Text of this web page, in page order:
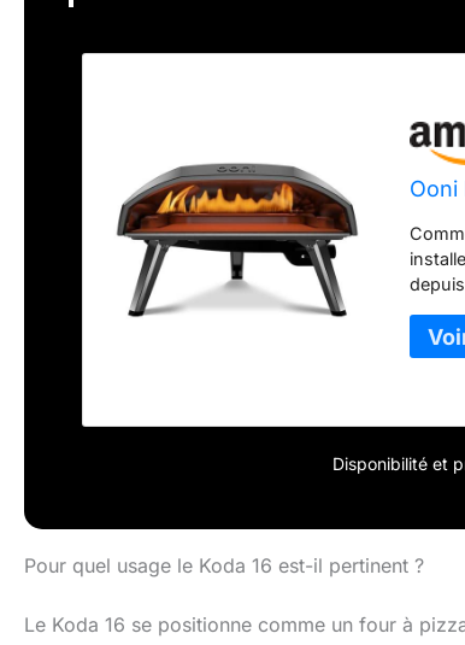
Ooni
60
pizza
Disponibilité et
Pour quel usage le Koda 16 est-il pertinent ?
Le Koda 16 se positionne comme un four à